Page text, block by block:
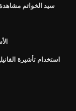
سيد الخواتم مشاهدة
استخدام تأشيرة